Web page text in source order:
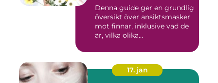
Denna guide ger en grundlig
översikt över ansiktsmasker
mot finnar, inklusive vad de
är, vilka olika...
17. jan